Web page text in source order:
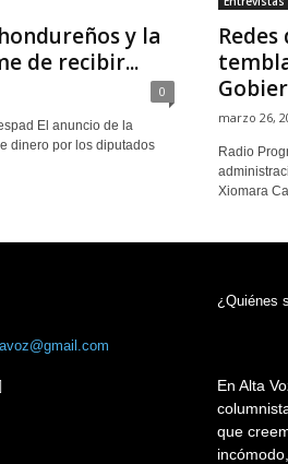
y la
de recibir...
0
El anuncio de la
dinero por los diputados
marzo 26,
Radio
Xiomara
¿Quiénes
En Alta
que